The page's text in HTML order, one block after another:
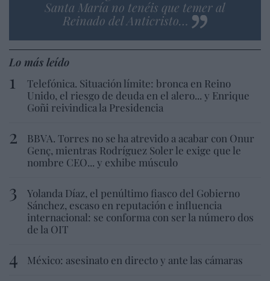
Santa María no tenéis que temer al
Reinado del Anticristo…
Lo más leído
Telefónica. Situación límite: bronca en Reino
Unido, el riesgo de deuda en el alero... y Enrique
Goñi reivindica la Presidencia
BBVA. Torres no se ha atrevido a acabar con Onur
Genç, mientras Rodríguez Soler le exige que le
nombre CEO... y exhibe músculo
Yolanda Díaz, el penúltimo fiasco del Gobierno
Sánchez, escaso en reputación e influencia
internacional: se conforma con ser la número dos
de la OIT
México: asesinato en directo y ante las cámaras